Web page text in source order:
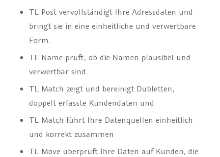
TL Post vervollständigt Ihre Adressdaten und
bringt sie in eine einheitliche und verwertbare
Form.
TL Name prüft, ob die Namen plausibel und
verwertbar sind.
TL Match zeigt und bereinigt Dubletten,
doppelt erfasste Kundendaten und
TL Match führt Ihre Datenquellen einheitlich
und korrekt zusammen
TL Move überprüft Ihre Daten auf Kunden, die